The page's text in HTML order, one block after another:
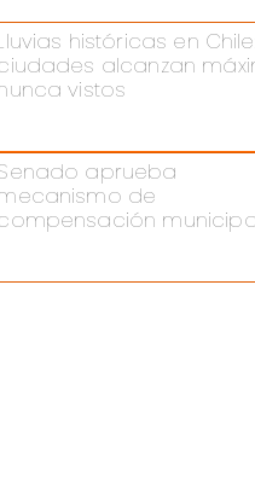
históricas en
alcanzan
vistos
aprueba
de